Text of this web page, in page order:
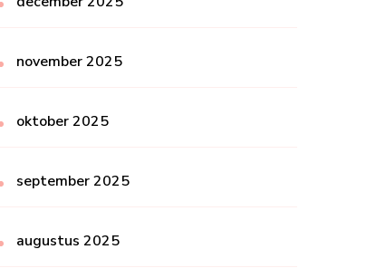
november 2025
oktober 2025
september 2025
augustus 2025